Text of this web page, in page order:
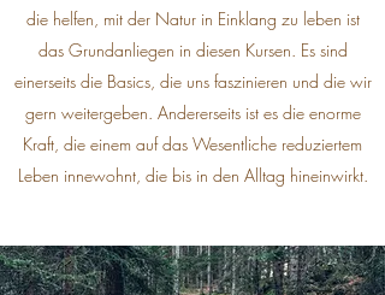
die helfen, mit der Natur in Einklang zu leben ist
das Grundanliegen in diesen Kursen. Es sind
einerseits die Basics, die uns faszinieren und die wir
gern weitergeben. Andererseits ist es die enorme
Kraft, die einem auf das Wesentliche reduziertem
Leben innewohnt, die bis in den Alltag hineinwirkt.